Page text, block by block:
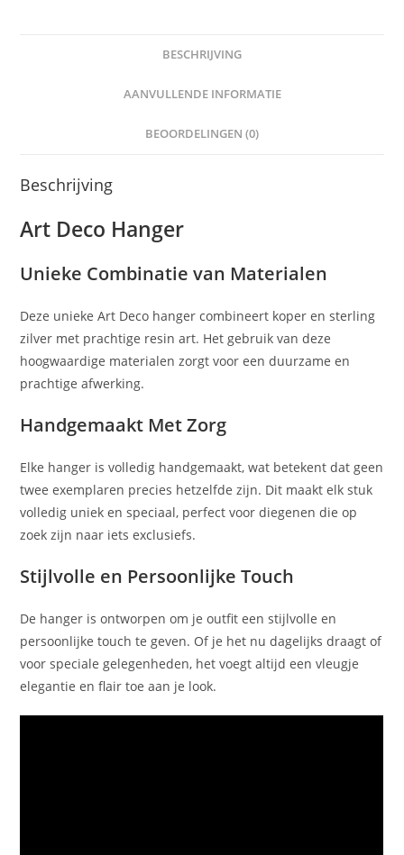
BESCHRIJVING
AANVULLENDE INFORMATIE
BEOORDELINGEN (0)
Beschrijving
Art Deco Hanger
Unieke Combinatie van Materialen
Deze unieke Art Deco hanger combineert koper en sterling
zilver met prachtige resin art. Het gebruik van deze
hoogwaardige materialen zorgt voor een duurzame en
prachtige afwerking.
Handgemaakt Met Zorg
Elke hanger is volledig handgemaakt, wat betekent dat geen
twee exemplaren precies hetzelfde zijn. Dit maakt elk stuk
volledig uniek en speciaal, perfect voor diegenen die op
zoek zijn naar iets exclusiefs.
Stijlvolle en Persoonlijke Touch
De hanger is ontworpen om je outfit een stijlvolle en
persoonlijke touch te geven. Of je het nu dagelijks draagt of
voor speciale gelegenheden, het voegt altijd een vleugje
elegantie en flair toe aan je look.